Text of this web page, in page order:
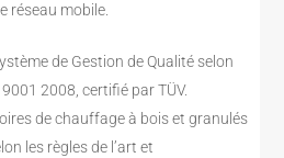
réseau mobile.
de Gestion de Qualité selon
9001 2008, certifié par TÜV.
de chauffage à bois et granulés
les règles de l’art et